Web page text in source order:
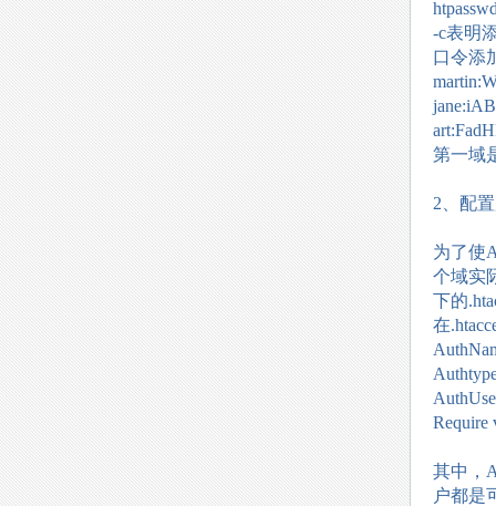
-c表明
口令添
第一域
2、配
为了使
个域实
下的
在
Require
其中，
户都是